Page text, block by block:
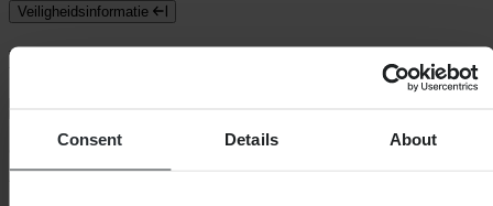
Consent Details About
Veiligheidsinformatie
Klantenbeoordelingen (4)
van de 5